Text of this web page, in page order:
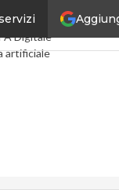
Telco
Digitale
artificiale